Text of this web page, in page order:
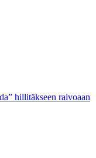
hillitäkseen raivoaan